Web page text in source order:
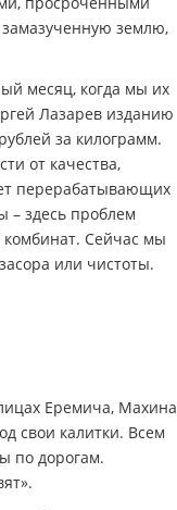
землю,
месяц, когда мы их
Лазарев изданию
за килограмм.
от качества,
перерабатывающих
– здесь проблем
комбинат. Сейчас мы
или чистоты.
Еремича, Махина
свои калитки. Всем
по дорогам.